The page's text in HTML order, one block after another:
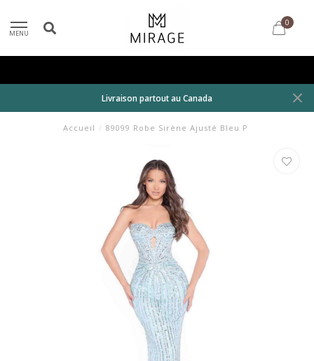
MENU
0
Livraison partout au Canada
Accueil / 89099 Robe Sirène Ajusté Bleu P